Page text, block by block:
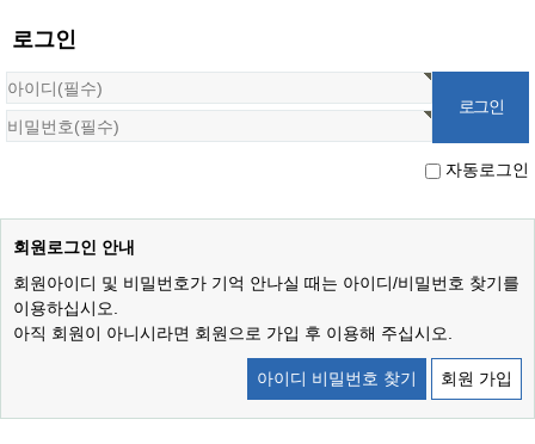
로그인
자동로그인
회원로그인 안내
회원아이디 및 비밀번호가 기억 안나실 때는 아이디/비밀번호 찾기를
이용하십시오.
아직 회원이 아니시라면 회원으로 가입 후 이용해 주십시오.
아이디 비밀번호 찾기 회원 가입